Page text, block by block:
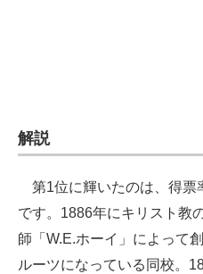
エレクトロニクス専門サイト
電子設計の基本と応用
エネルギーの専門メディア
建設×テクノロジーの最前線
解説
第1位に輝いたのは、得票
です。1886年にキリスト教
師「W.E.ホーイ」によって
ルーツになっている同校。